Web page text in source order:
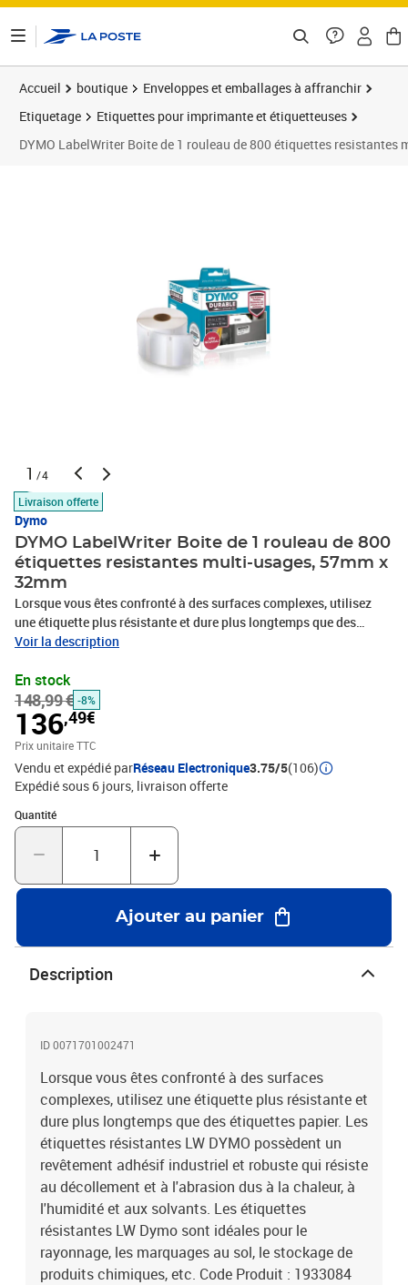
Accueil boutique
Enveloppes et emballages à affranchir
Etiquetage
Etiquettes pour imprimante et étiquetteuses
DYMO LabelWriter Boite de 1 rouleau de 800 étiquettes resistantes
1 /4
Livraison offerte
Dymo
DYMO LabelWriter Boite de 1 rouleau de 800
étiquettes resistantes multi-usages, 57mm x
32mm
Lorsque vous êtes confronté à des surfaces complexes, utilisez
une étiquette plus résistante et dure plus longtemps que des
étiquettes papier. Les étiquettes résistantes LW DYMO possèdent
décollement et à l'abrasion dus à la chaleur, à l'humidité et aux
solvants. Les étiquettes résistantes LW Dymo sont idéales pour le
rayonnage, les marquages au sol, le stockage de produits
chimiques, etc. Code Produit : 1933084 Code EAN :
0071701002471 Marque : DYMO Produit : LABELWRITER
Voir la description
En stock
148,99 € -8%
136,49€
Prix unitaire TTC
Vendu et expédié parRéseau Electronique3.75/5(106)
Expédié sous 6 jours livraison offerte
Quantité
Quantité : 1
Ajouter au panier
Description
ID 0071701002471
Lorsque vous êtes confronté à des surfaces
complexes, utilisez une étiquette plus résistante et
dure plus longtemps que des étiquettes papier. Les
étiquettes résistantes LW DYMO possèdent un
revêtement adhésif industriel et robuste qui résiste
au décollement et à l'abrasion dus à la chaleur, à
l'humidité et aux solvants. Les étiquettes
résistantes LW Dymo sont idéales pour le
rayonnage, les marquages au sol, le stockage de
produits chimiques, etc. Code Produit : 1933084